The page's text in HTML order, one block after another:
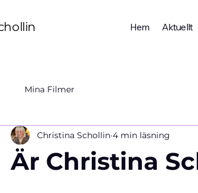
Hem Aktuellt
Mina Filmer
Är Christina
Christina Schollin 4 min läsning